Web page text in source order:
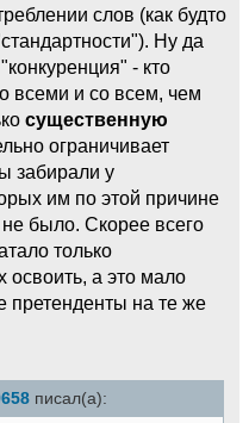
слов (как будто
Ну да
- кто
всеми и со всем, чем
существенную
ограничивает
забирали у
им по этой причине
не было. Скорее всего
только
освоить, а это мало
претенденты на те же
писал(а):